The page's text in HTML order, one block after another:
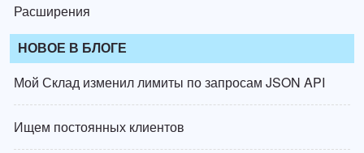
Расширения
НОВОЕ В БЛОГЕ
Мой Склад изменил лимиты по запросам JSON API
Ищем постоянных клиентов